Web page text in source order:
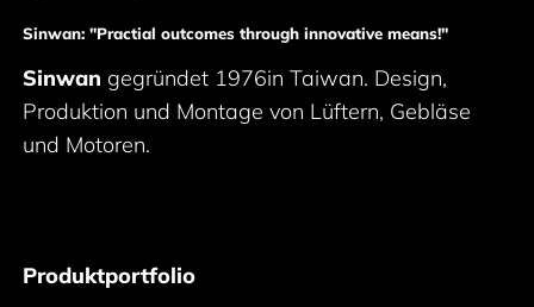
Sinwan: "Practial outcomes through innovative means!"
Sinwan gegründet 1976in Taiwan. Design,
Produktion und Montage von Lüftern, Gebläse
und Motoren.
Produktportfolio